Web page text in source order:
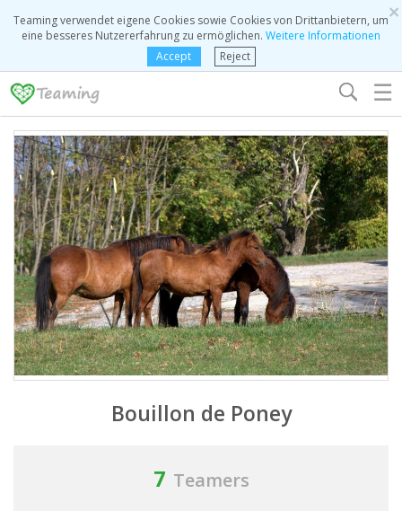
×
Teaming verwendet eigene Cookies sowie Cookies von Drittanbietern, um
eine besseres Nutzererfahrung zu ermöglichen. Weitere Informationen
Accept
Reject
☰
Bouillon de Poney
7 Teamers